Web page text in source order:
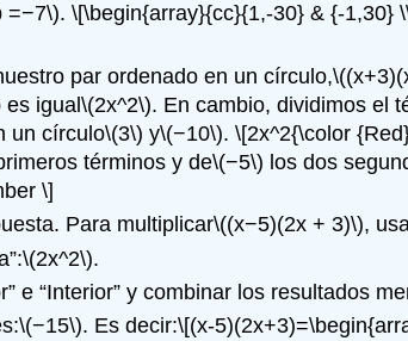
=−7\). \[\begin{array}{cc}{1,-30} & {-1,30}
par ordenado en un círculo,
es igual\(2x^2\). En cambio, dividimos el
un círculo\(3\) y\(−10\). \[2x^2{\color
términos y de\(−5\) los dos
\]
Para multiplicar\((x−5)(2x + 3)\),
\(2x^2\).
e “Interior” y combinar los resultados
\(−15\). Es decir:\[(x-